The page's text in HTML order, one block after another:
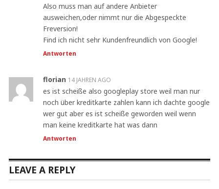
Also muss man auf andere Anbieter
ausweichen,oder nimmt nur die Abgespeckte
Freversion!
Find ich nicht sehr Kundenfreundlich von Google!
Antworten
florian 14 JAHREN AGO
es ist scheiße also googleplay store weil man nur
noch über kreditkarte zahlen kann ich dachte google
wer gut aber es ist scheiße geworden weil wenn
man keine kreditkarte hat was dann
Antworten
LEAVE A REPLY